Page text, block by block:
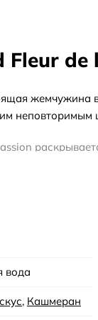
de
свежих
нот,
- это
вода
, Кашмеран